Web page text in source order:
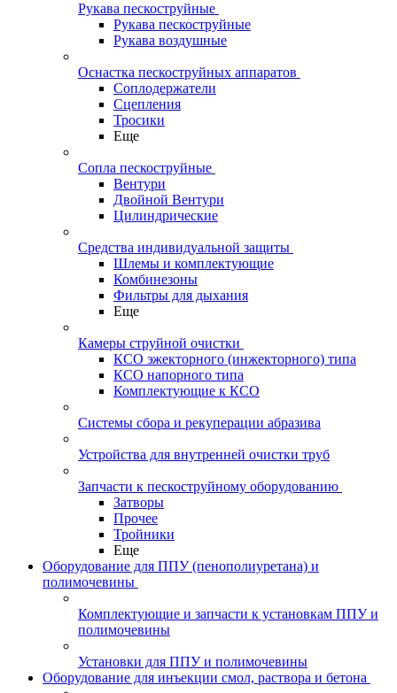
Рукава пескоструйные
Рукава пескоструйные
Рукава воздушные
Оснастка пескоструйных аппаратов
Соплодержатели
Сцепления
Тросики
Еще
Сопла пескоструйные
Вентури
Двойной Вентури
Цилиндрические
Средства индивидуальной защиты
Шлемы и комплектующие
Комбинезоны
Фильтры для дыхания
Еще
Камеры струйной очистки
КСО эжекторного (инжекторного) типа
КСО напорного типа
Комплектующие к КСО
Системы сбора и рекуперации абразива
Устройства для внутренней очистки труб
Запчасти к пескоструйному оборудованию
Затворы
Прочее
Тройники
Еще
Оборудование для ППУ (пенополиуретана) и
полимочевины
Комплектующие и запчасти к установкам ППУ и
полимочевины
Установки для ППУ и полимочевины
Оборудование для инъекции смол, раствора и бетона